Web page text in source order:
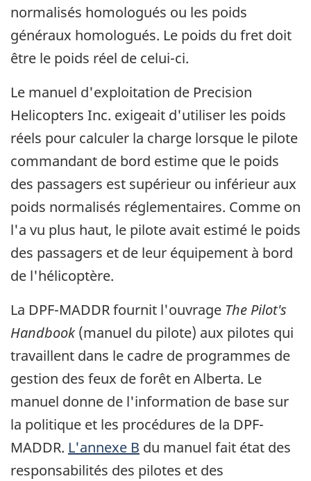
normalisés homologués ou les poids
généraux homologués. Le poids du fret doit
être le poids réel de celui-ci.
Le manuel d'exploitation de Precision
Helicopters Inc. exigeait d'utiliser les poids
réels pour calculer la charge lorsque le pilote
commandant de bord estime que le poids
des passagers est supérieur ou inférieur aux
poids normalisés réglementaires. Comme on
l'a vu plus haut, le pilote avait estimé le poids
des passagers et de leur équipement à bord
de l'hélicoptère.
La DPF-MADDR fournit l'ouvrage The Pilot's
Handbook(manuel du pilote) aux pilotes qui
travaillent dans le cadre de programmes de
gestion des feux de forêt en Alberta. Le
manuel donne de l'information de base sur
la politique et les procédures de la DPF-
MADDR. L'annexe B du manuel fait état des
responsabilités des pilotes et des